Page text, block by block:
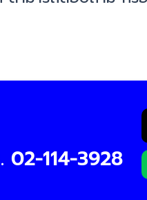
02-114-3928